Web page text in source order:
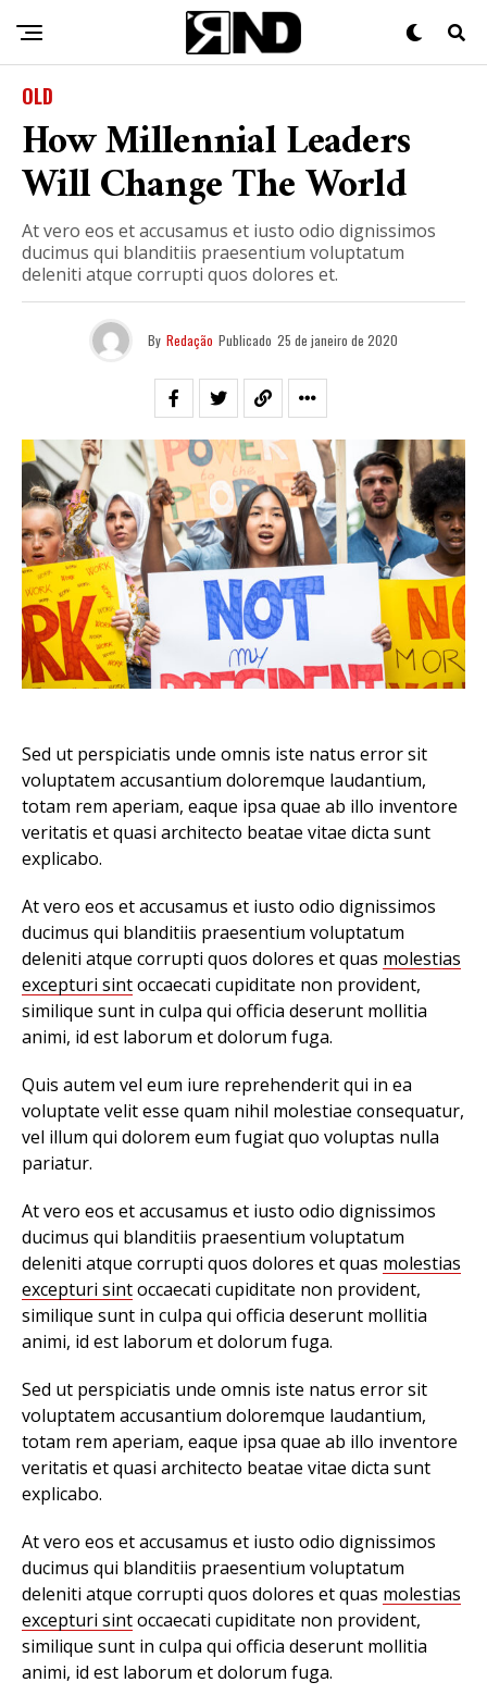
OLD
How Millennial Leaders
Will Change The World
At vero eos et accusamus et iusto odio dignissimos
ducimus qui blanditiis praesentium voluptatum
deleniti atque corrupti quos dolores et.
By Redação Publicado 25 de janeiro de 2020
Sed ut perspiciatis unde omnis iste natus error sit
voluptatem accusantium doloremque laudantium,
totam rem aperiam, eaque ipsa quae ab illo inventore
veritatis et quasi architecto beatae vitae dicta sunt
explicabo.
At vero eos et accusamus et iusto odio dignissimos
ducimus qui blanditiis praesentium voluptatum
deleniti atque corrupti quos dolores et quas molestias
excepturi sintoccaecati cupiditate non provident,
similique sunt in culpa qui officia deserunt mollitia
animi, id est laborum et dolorum fuga.
Quis autem vel eum iure reprehenderit qui in ea
voluptate velit esse quam nihil molestiae consequatur,
vel illum qui dolorem eum fugiat quo voluptas nulla
pariatur.
At vero eos et accusamus et iusto odio dignissimos
ducimus qui blanditiis praesentium voluptatum
deleniti atque corrupti quos dolores et quas molestias
excepturi sintoccaecati cupiditate non provident,
similique sunt in culpa qui officia deserunt mollitia
animi, id est laborum et dolorum fuga.
Sed ut perspiciatis unde omnis iste natus error sit
voluptatem accusantium doloremque laudantium,
totam rem aperiam, eaque ipsa quae ab illo inventore
veritatis et quasi architecto beatae vitae dicta sunt
explicabo.
At vero eos et accusamus et iusto odio dignissimos
ducimus qui blanditiis praesentium voluptatum
deleniti atque corrupti quos dolores et quas molestias
excepturi sintoccaecati cupiditate non provident,
similique sunt in culpa qui officia deserunt mollitia
animi, id est laborum et dolorum fuga.